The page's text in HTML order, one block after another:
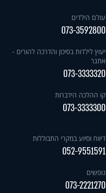
עולם הילדים
073-3592800
יעוץ לילדות בסיכון והדרכה להורים -
אתגר
073-3333320
קו ההלכה הידברות
073-3333300
דיווח וסיוע במקרי התבוללות
052-9551591
נופשים
073-2221270